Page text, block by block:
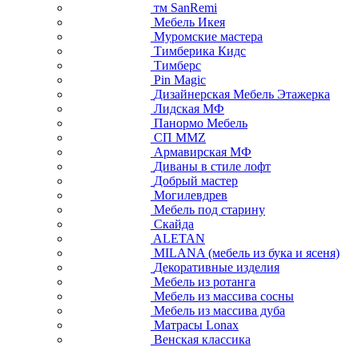
тм SanRemi
Мебель Икея
Муромские мастера
Тимберика Кидс
Тимберс
Pin Magic
Дизайнерская Мебель Этажерка
Лидская МФ
Панормо Мебель
СП ММZ
Армавирская МФ
Диваны в стиле лофт
Добрый мастер
Могилевдрев
Мебель под старину
Скайда
ALETAN
MILANA (мебель из бука и ясеня)
Декоративные изделия
Мебель из ротанга
Мебель из массива сосны
Мебель из массива дуба
Матрасы Lonax
Венская классика